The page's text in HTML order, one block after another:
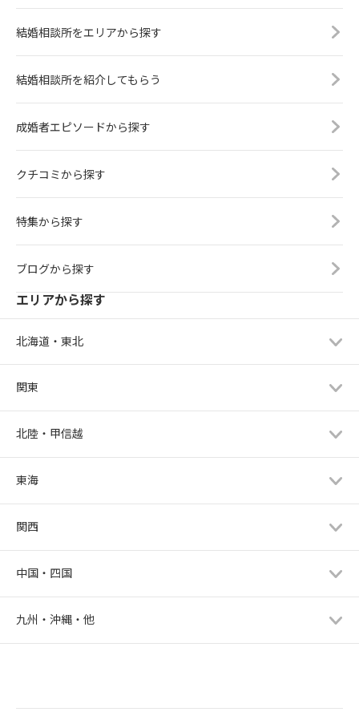
結婚相談所をエリアから探す
結婚相談所を紹介してもらう
成婚者エピソードから探す
クチコミから探す
特集から探す
ブログから探す
エリアから探す
北海道・東北
関東
北陸・甲信越
東海
関西
中国・四国
九州・沖縄・他